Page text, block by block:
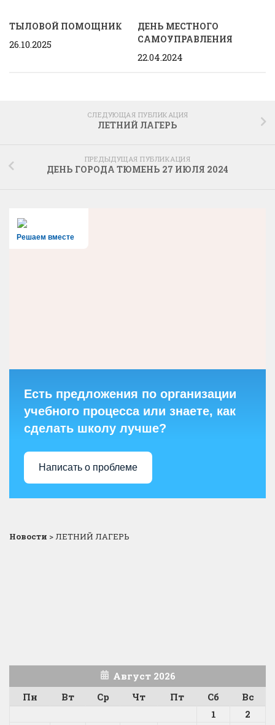
ТЫЛОВОЙ ПОМОЩНИК
26.10.2025
ДЕНЬ МЕСТНОГО
САМОУПРАВЛЕНИЯ
22.04.2024
СЛЕДУЮЩАЯ ПУБЛИКАЦИЯ
ЛЕТНИЙ ЛАГЕРЬ
ПРЕДЫДУЩАЯ ПУБЛИКАЦИЯ
ДЕНЬ ГОРОДА ТЮМЕНЬ 27 ИЮЛЯ 2024
Решаем вместе
Есть предложения по организации
учебного процесса или знаете, как
сделать школу лучше?
Написать о проблеме
Новости > ЛЕТНИЙ ЛАГЕРЬ
Август 2026
Пн
Вт Ср Чт Пт Сб
Вс
1
2